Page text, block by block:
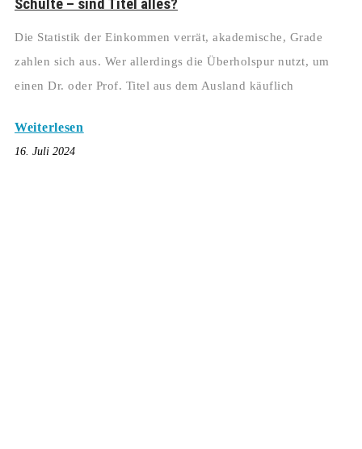
Schulte – sind Titel alles?
Die Statistik der Einkommen verrät, akademische, Grade
zahlen sich aus. Wer allerdings die Überholspur nutzt, um
einen Dr. oder Prof. Titel aus dem Ausland käuflich
Weiterlesen
16. Juli 2024